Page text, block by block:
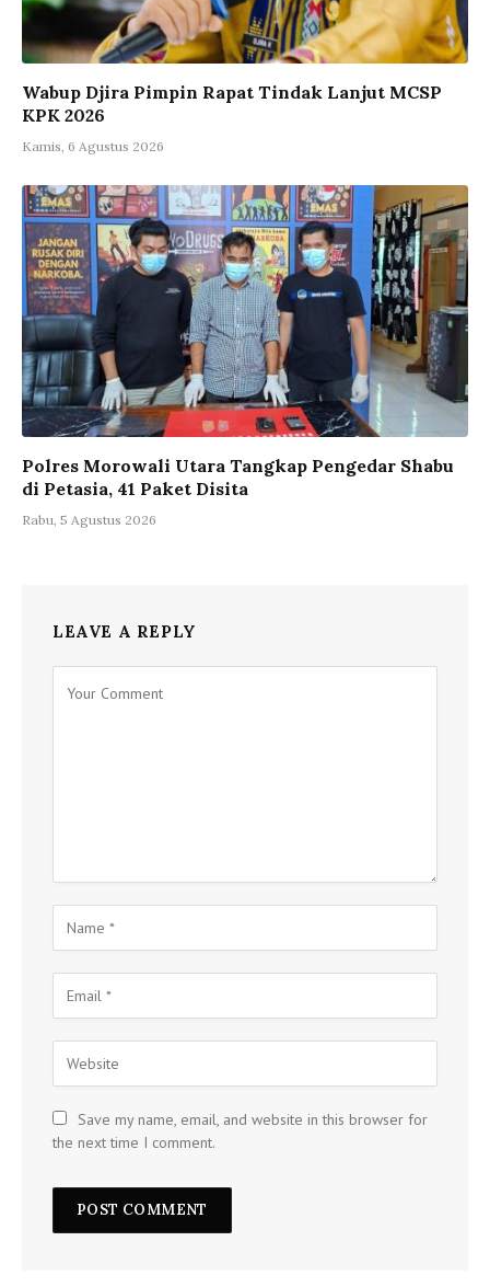
Wabup Djira Pimpin Rapat Tindak Lanjut MCSP
KPK 2026
Kamis, 6 Agustus 2026
Polres Morowali Utara Tangkap Pengedar Shabu
di Petasia, 41 Paket Disita
Rabu, 5 Agustus 2026
LEAVE A REPLY
Save my name, email, and website in this browser for
the next time I comment.